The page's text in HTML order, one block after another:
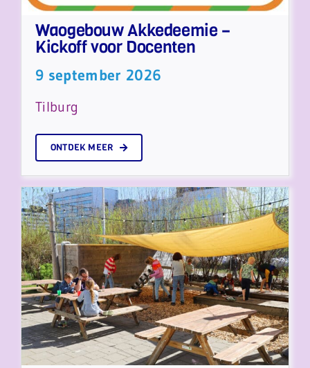
Waogebouw Akkedeemie –
Kickoff voor Docenten
9 september 2026
Tilburg
ONTDEK MEER